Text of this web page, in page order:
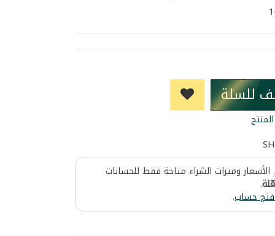
للسلة
وميزات الشراء متاحة فقط للحسابات
.
حساب.